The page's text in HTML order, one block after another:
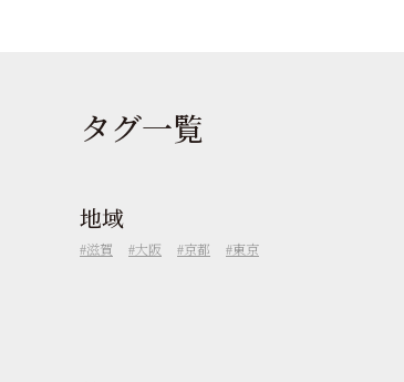
タグ一覧
地域
滋賀 大阪 京都 東京